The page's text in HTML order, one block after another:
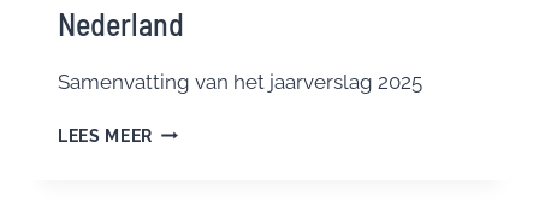
Nederland
Samenvatting van het jaarverslag 2025
LEES MEER JAARVERSLAG